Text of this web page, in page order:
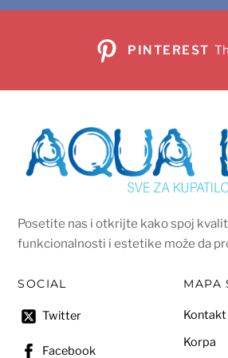
PINTEREST
Posetite nas i otkrijte kako spoj
funkcionalnosti i estetike može da
SOCIAL
Twitter
Facebook
MAPA
Kontakt
Korpa